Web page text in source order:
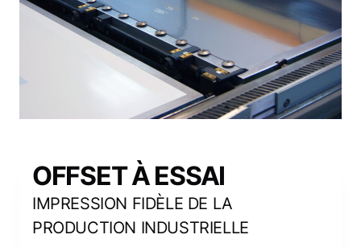
OFFSET À ESSAI
IMPRESSION FIDÈLE DE LA
PRODUCTION INDUSTRIELLE